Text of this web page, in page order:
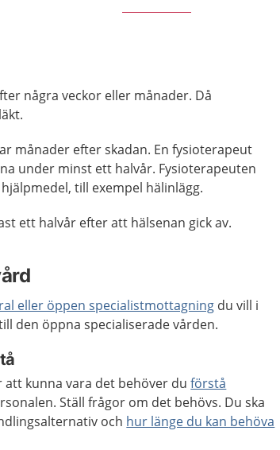
några veckor eller månader. Då
månader efter skadan. En fysioterapeut
under minst ett halvår. Fysioterapeuten
till exempel hälinlägg.
ett halvår efter att hälsenan gick av.
eller öppen specialistmottagning du vill i
den öppna specialiserade vården.
att kunna vara det behöver duförstå
Ställ frågor om det behövs. Du ska
och hur länge du kan behöva